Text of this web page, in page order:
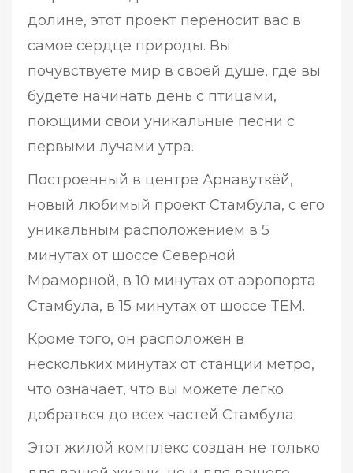
долине, этот проект переносит вас в
самое сердце природы. Вы
почувствуете мир в своей душе, где вы
будете начинать день с птицами,
поющими свои уникальные песни с
первыми лучами утра.
Построенный в центре Арнавуткёй,
новый любимый проект Стамбула, с его
уникальным расположением в 5
минутах от шоссе Северной
Мраморной, в 10 минутах от аэропорта
Стамбула, в 15 минутах от шоссе TEM.
Кроме того, он расположен в
нескольких минутах от станции метро,
что означает, что вы можете легко
добраться до всех частей Стамбула.
Этот жилой комплекс создан не только